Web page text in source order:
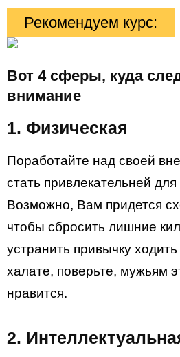
Рекомендуем курс:
Вот 4 сферы, куда
внимание
1. Физическая
Поработайте над своей
стать привлекательней
Возможно, Вам придется
чтобы сбросить лишние
устранить привычку
халате, поверьте, мужьям
нравится.
2.